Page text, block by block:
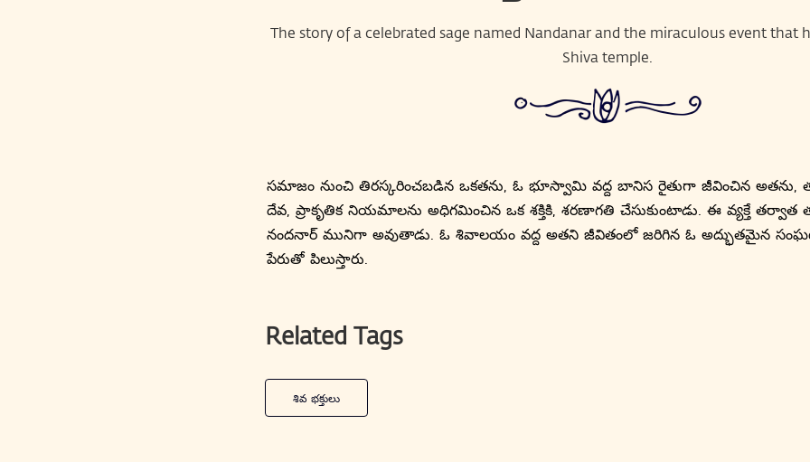
The story of a celebrated sage named Nandanar and the miraculous event that
Shiva temple.
సమాజం నుంచి తిరస్కరించబడిన ఒకతను, ఓ భూస్వామి వద్ద బానిస రైతుగా జీవించిన
దేవ, ప్రాకృతిక నియమాలను అధిగమించిన ఒక శక్తికి, శరణాగతి చేసుకుంటాడు. ఈ వ్యక్తే తర్వాత
నందనార్ మునిగా అవుతాడు. ఓ శివాలయం వద్ద అతని జీవితంలో జరిగిన ఓ అద్భుతమైన
పేరుతో పిలుస్తారు.
Related Tags
శివ భక్తులు